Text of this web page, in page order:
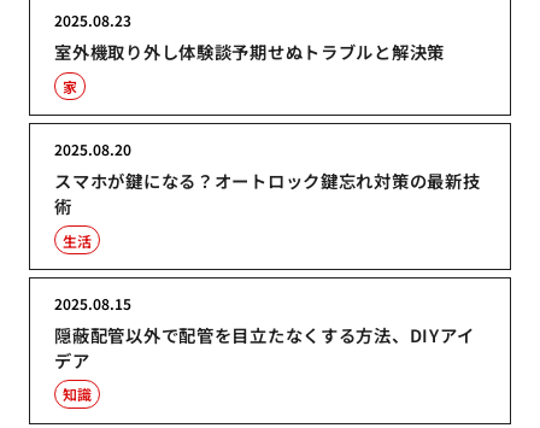
室外機取り外し体験談予期せぬトラブルと解決策
2025.08.23
家
スマホが鍵になる？オートロック鍵忘れ対策の最新技
術
2025.08.20
生活
隠蔽配管以外で配管を目立たなくする方法、DIYアイ
デア
2025.08.15
知識